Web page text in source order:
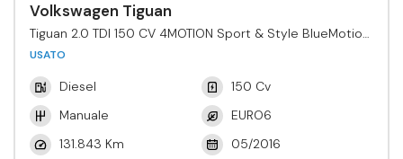
Volkswagen Tiguan
Tiguan 2.0 TDI 150 CV 4MOTION Sport & Style BlueMotion
Tech.
USATO
Diesel
150 Cv
Manuale
EURO6
131.843 Km
05/2016